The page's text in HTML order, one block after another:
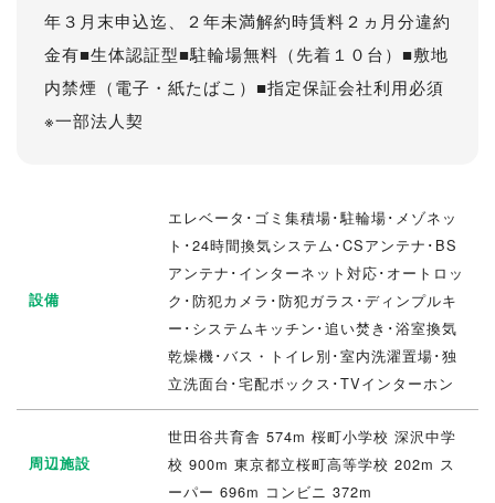
年３月末申込迄、２年未満解約時賃料２ヵ月分違約
金有■生体認証型■駐輪場無料（先着１０台）■敷地
内禁煙（電子・紙たばこ）■指定保証会社利用必須
※一部法人契
設備
エレベータ･ゴミ集積場･駐輪場･メゾネッ
ト･24時間換気システム･CSアンテナ･BS
アンテナ･インターネット対応･オートロッ
ク･防犯カメラ･防犯ガラス･ディンプルキ
ー･システムキッチン･追い焚き･浴室換気
乾燥機･バス・トイレ別･室内洗濯置場･独
立洗面台･宅配ボックス･TVインターホン
周辺施設
世田谷共育舎 574m 桜町小学校 深沢中学
校 900m 東京都立桜町高等学校 202m ス
ーパー 696m コンビニ 372m